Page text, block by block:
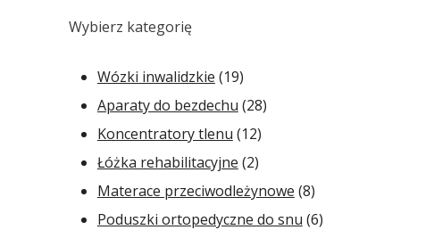
Wybierz kategorię
Wózki inwalidzkie 1919
produktów
Aparaty do bezdechu 2828
Koncentratory tlenu 1212
produktów
Łóżka rehabilitacyjne 22
produkty
Materace przeciwodleżynowe 88
produktów
Poduszki ortopedyczne do snu 66